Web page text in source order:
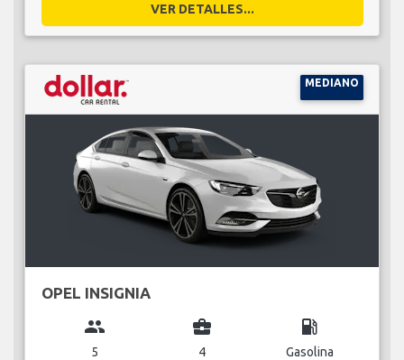
VER DETALLES...
MEDIANO
OPEL INSIGNIA
group
5
business_center
4
local_gas_station
Gasolina